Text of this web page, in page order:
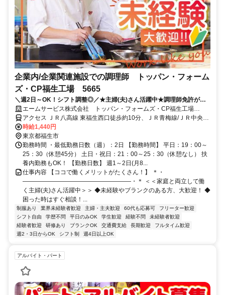
企業内/企業関連施設での調理師 トッパン・フォーム
ズ・CP福生工場 5665
＼週2日～OK！シフト調整◎／★主婦(夫)さん活躍中★調理師免許が活
かせる★待遇充実の大手企業◎
エームサービス株式会社 トッパン・フォームズ・CP福生工場
(5665)
アクセス ＪＲ八高線 東福生西口徒歩約10分、ＪＲ青梅線/ＪＲ中央本
線 福生東口徒歩約17分、ＪＲ青梅線/ＪＲ中央本線 牛浜東口徒歩約26
分 ※住所から自動設定しているため、MAPの位置がずれている場合
がございます
時給1,440円
東京都福生市
勤務時間 ・最低勤務日数（週）：2日 【勤務時間】 平日：19：00～
25：30（休憩45分） 土日・祝日：21：00～25：30（休憩なし） 扶
養内勤務もOK！ 【勤務日数】 週1～2日(月8...
仕事内容 【ココで働くメリットがたくさん！】 ＊・
――――――――――――――――――・＊ ＜＜家庭と両立して働
く主婦(夫)さん活躍中＞＞ ◆未経験やブランクのある方、大歓迎！ ◆
困った時はすぐ相談！...
制服あり 業界未経験者歓迎 主婦・主夫歓迎 60代も応募可
フリーター歓迎
シフト自由
学歴不問 平日のみOK 学生歓迎 経験不問
未経験者歓迎
経験者歓迎
研修あり ブランクOK 交通費支給 長期歓迎
フルタイム歓迎
週2・3日からOK
シフト制 週4日以上OK
アルバイト・パート